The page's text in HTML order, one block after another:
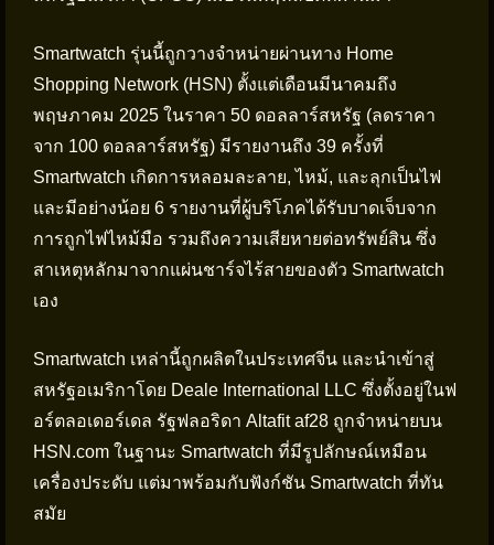
Smartwatch รุ่นนี้ถูกวางจำหน่ายผ่านทาง Home
Shopping Network (HSN) ตั้งแต่เดือนมีนาคมถึง
พฤษภาคม 2025 ในราคา 50 ดอลลาร์สหรัฐ (ลดราคา
จาก 100 ดอลลาร์สหรัฐ) มีรายงานถึง 39 ครั้งที่
Smartwatch เกิดการหลอมละลาย, ไหม้, และลุกเป็นไฟ
และมีอย่างน้อย 6 รายงานที่ผู้บริโภคได้รับบาดเจ็บจาก
การถูกไฟไหม้มือ รวมถึงความเสียหายต่อทรัพย์สิน ซึ่ง
สาเหตุหลักมาจากแผ่นชาร์จไร้สายของตัว Smartwatch
เอง
Smartwatch เหล่านี้ถูกผลิตในประเทศจีน และนำเข้าสู่
สหรัฐอเมริกาโดย Deale International LLC ซึ่งตั้งอยู่ในฟ
อร์ตลอเดอร์เดล รัฐฟลอริดา Altafit af28 ถูกจำหน่ายบน
HSN.com ในฐานะ Smartwatch ที่มีรูปลักษณ์เหมือน
เครื่องประดับ แต่มาพร้อมกับฟังก์ชัน Smartwatch ที่ทัน
สมัย